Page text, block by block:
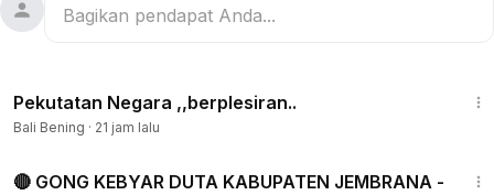
Pekutatan Negara ,,berplesiran..
Bali Bening · 21 jam lalu
🔴 GONG KEBYAR DUTA KABUPATEN JEMBRANA -